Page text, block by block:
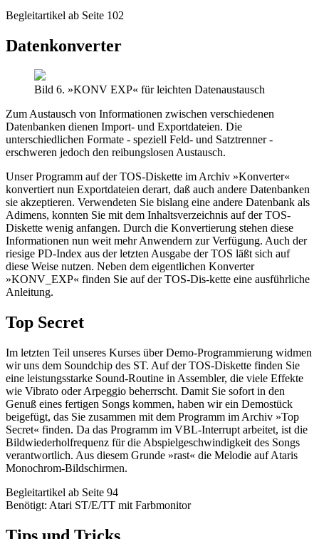
Begleitartikel ab Seite 102
Datenkonverter
Bild 6. »KONV EXP« für leichten Datenaustausch
Zum Austausch von Informationen zwischen verschiedenen
Datenbanken dienen Import- und Exportdateien. Die
unterschiedlichen Formate - speziell Feld- und Satztrenner -
erschweren jedoch den reibungslosen Austausch.
Unser Programm auf der TOS-Diskette im Archiv »Konverter«
konvertiert nun Exportdateien derart, daß auch andere Datenbanken
sie akzeptieren. Verwendeten Sie bislang eine andere Datenbank als
Adimens, konnten Sie mit dem Inhaltsverzeichnis auf der TOS-
Diskette wenig anfangen. Durch die Konvertierung stehen diese
Informationen nun weit mehr Anwendern zur Verfügung. Auch der
riesige PD-Index aus der letzten Ausgabe der TOS läßt sich auf
diese Weise nutzen. Neben dem eigentlichen Konverter
»KONV_EXP« finden Sie auf der TOS-Dis-kette eine ausführliche
Anleitung.
Top Secret
Im letzten Teil unseres Kurses über Demo-Programmierung widmen
wir uns dem Soundchip des ST. Auf der TOS-Diskette finden Sie
eine leistungsstarke Sound-Routine in Assembler, die viele Effekte
wie Vibrato oder Arpeggio beherrscht. Damit Sie sofort in den
Genuß eines fertigen Songs kommen, haben wir ein Demostück
beigefügt, das Sie zusammen mit dem Programm im Archiv »Top
Secret« finden. Da das Programm im VBL-Interrupt arbeitet, ist die
Bildwiederholfrequenz für die Abspielgeschwindigkeit des Songs
verantwortlich. Aus diesem Grunde »rast« die Melodie auf Ataris
Monochrom-Bildschirmen.
Begleitartikel ab Seite 94
Benötigt: Atari ST/E/TT mit Farbmonitor